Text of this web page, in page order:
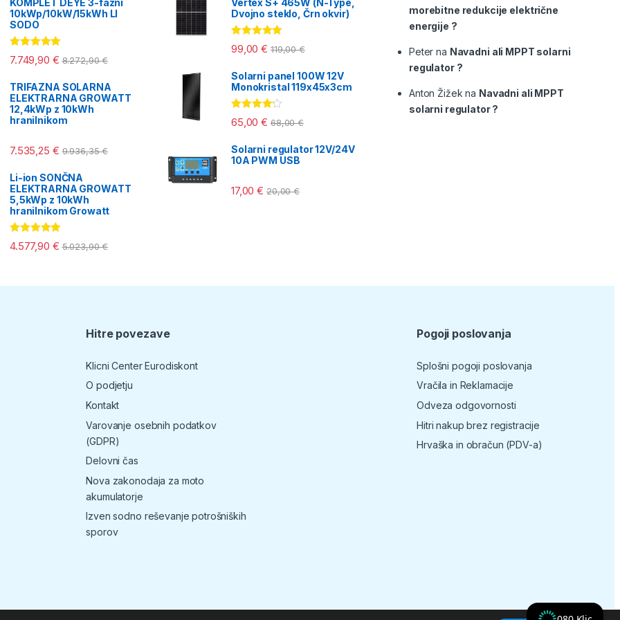
KOMPLET DEYE 3-fazni
10kWp/10kW/15kWh LI
SODO
Ocenjeno
5.00od 5
7.749,90 € 8.272,90€
TRIFAZNA SOLARNA
ELEKTRARNA GROWATT
12,4kWp z 10kWh
hranilnikom
7.535,25 € 9.936,35€
Li-ion SONČNA
ELEKTRARNA GROWATT
5,5kWp z 10kWh
hranilnikom Growatt
Ocenjeno
5.00od 5
4.577,90 € 5.023,90€
Vertex S+ 465W (N-Type,
Dvojno steklo, Črn okvir)
Ocenjeno
5.00od 5
99,00€ 119,00€
Solarni panel 100W 12V
Monokristal 119x45x3cm
Ocenjeno
4.00od 5
65,00€ 68,00€
Solarni regulator 12V/24V
10A PWM USB
17,00€ 20,00€
morebitne redukcije električne
energije ?
Peter na Navadni ali MPPT solarni
regulator ?
Anton Žižek na Navadni ali MPPT
solarni regulator ?
Hitre povezave
Klicni Center Eurodiskont
O podjetju
Kontakt
Varovanje osebnih podatkov
(GDPR)
Delovni čas
Nova zakonodaja za moto
akumulatorje
Izven sodno reševanje potrošniških
sporov
Pogoji poslovanja
Splošni pogoji poslovanja
Vračila in Reklamacije
Odveza odgovornosti
Hitri nakup brez registracije
Hrvaška in obračun (PDV-a)